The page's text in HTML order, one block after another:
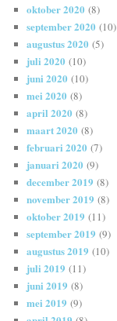
oktober 2020 (8)
september 2020 (10)
augustus 2020 (5)
juli 2020 (10)
juni 2020 (10)
mei 2020 (8)
april 2020 (8)
maart 2020 (8)
februari 2020 (7)
januari 2020 (9)
december 2019 (8)
november 2019 (8)
oktober 2019 (11)
september 2019 (9)
augustus 2019 (10)
juli 2019 (11)
juni 2019 (8)
mei 2019 (9)